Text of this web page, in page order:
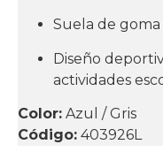
Suela de
Diseño
actividades
Color: Azul / Gris
Código: 403926L